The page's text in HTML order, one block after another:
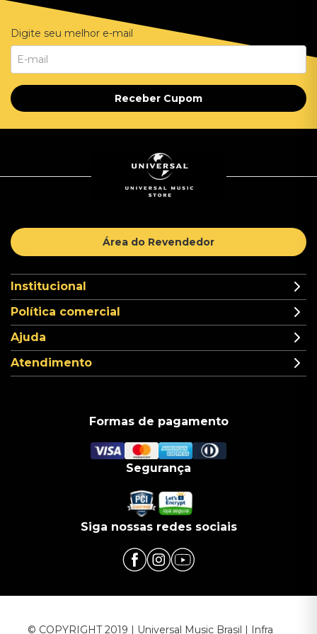
Digite seu melhor e-mail
Receber Cupom
Área do Revendedor
Institucional
Política comercial
Ajuda
Atendimento
Formas de pagamento
Segurança
Siga nossas redes sociais
© COPYRIGHT 2019 | Universal Music Brasil | Infra